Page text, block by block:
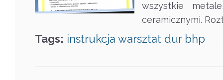
wszystkie
ceramicznymi.
Tags: instrukcja warsztat dur bhp